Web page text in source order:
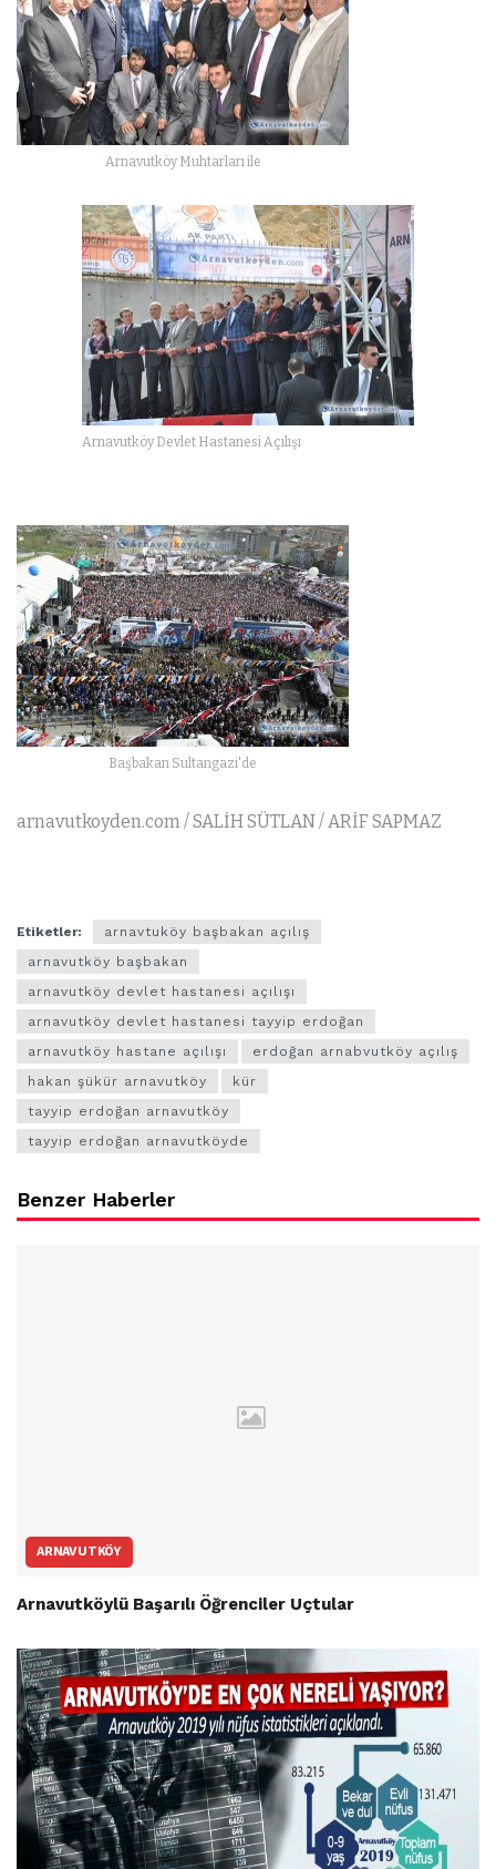
Arnavutköy Muhtarları ile
Arnavutköy Devlet Hastanesi Açılışı
Başbakan Sultangazi'de
arnavutkoyden.com / SALİH SÜTLAN / ARİF SAPMAZ
Etiketler:
arnavtuköy başbakan açılış
arnavutköy başbakan
arnavutköy devlet hastanesi açılışı
arnavutköy devlet hastanesi tayyip erdoğan
arnavutköy hastane açılışı
erdoğan arnabvutköy açılış
hakan şükür arnavutköy
kür
tayyip erdoğan arnavutköy
tayyip erdoğan arnavutköyde
Benzer Haberler
ARNAVUTKÖY
Arnavutköylü Başarılı Öğrenciler Uçtular